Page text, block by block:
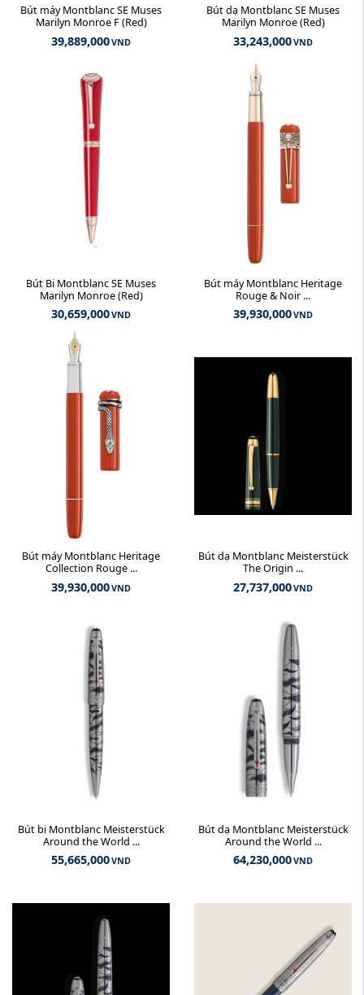
Bút máy Montblanc SE Muses
Marilyn Monroe F (Red)
39,889,000VND
Bút dạ Montblanc SE Muses
Marilyn Monroe (Red)
33,243,000VND
Bút Bi Montblanc SE Muses
Marilyn Monroe (Red)
30,659,000VND
Bút máy Montblanc Heritage
Rouge & Noir ...
39,930,000VND
Bút máy Montblanc Heritage
Collection Rouge ...
39,930,000VND
Bút dạ Montblanc Meisterstück
The Origin ...
27,737,000VND
Bút bi Montblanc Meisterstück
Around the World ...
55,665,000VND
Bút dạ Montblanc Meisterstück
Around the World ...
64,230,000VND